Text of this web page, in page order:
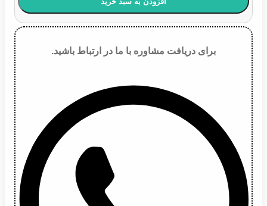
برای دریافت مشاوره با ما در ارتباط باشید.